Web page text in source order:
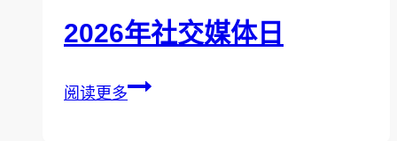
月
2026年社交媒体日
阅读更多2026